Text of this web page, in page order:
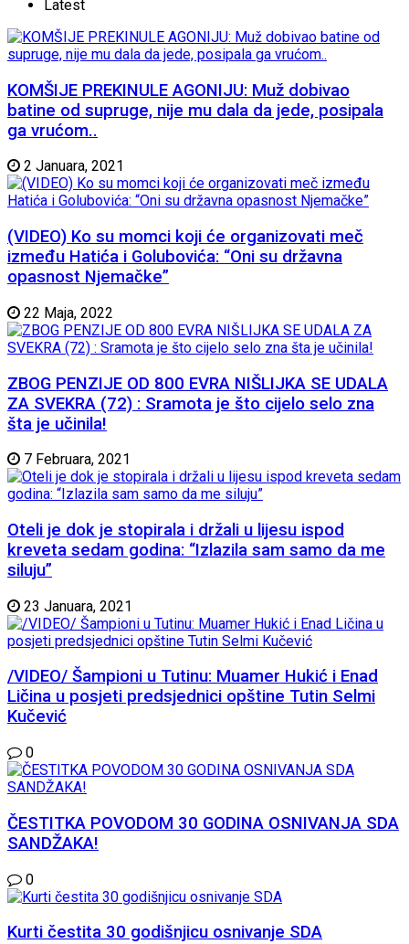
Latest
KOMŠIJE PREKINULE AGONIJU: Muž dobivao
batine od supruge, nije mu dala da jede, posipala
ga vrućom..
2 Januara, 2021
(VIDEO) Ko su momci koji će organizovati meč
između Hatića i Golubovića: “Oni su državna
opasnost Njemačke”
22 Maja, 2022
ZBOG PENZIJE OD 800 EVRA NIŠLIJKA SE UDALA
ZA SVEKRA (72) : Sramota je što cijelo selo zna
šta je učinila!
7 Februara, 2021
Oteli je dok je stopirala i držali u lijesu ispod
kreveta sedam godina: “Izlazila sam samo da me
siluju”
23 Januara, 2021
/VIDEO/ Šampioni u Tutinu: Muamer Hukić i Enad
Ličina u posjeti predsjednici opštine Tutin Selmi
Kučević
0
ČESTITKA POVODOM 30 GODINA OSNIVANJA SDA
SANDŽAKA!
0
Kurti čestita 30 godišnjicu osnivanje SDA